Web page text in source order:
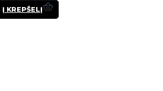
Į KREPŠELĮ